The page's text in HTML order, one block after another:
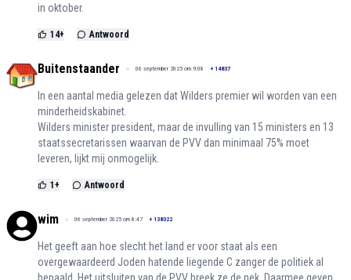
in oktober.
14+ Antwoord
Buitenstaander 06 september 2025 om 9:08 + 14837
In een aantal media gelezen dat Wilders premier wil worden van een
minderheidskabinet.
Wilders minister president, maar de invulling van 15 ministers en 13
staatssecretarissen waarvan de PVV dan minimaal 75% moet
leveren, lijkt mij onmogelijk.
1 + Antwoord
wim 06 september 2025 om 8:47 + 138322
Het geeft aan hoe slecht het land er voor staat als een
overgewaardeerd Joden hatende liegende C zanger de politiek al